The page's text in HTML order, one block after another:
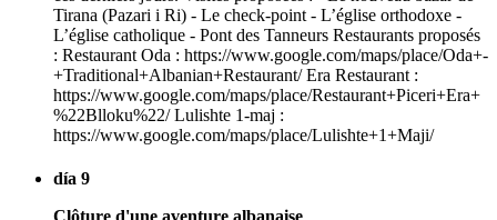
Tirana (Pazari i Ri) - Le check-point - L’église orthodoxe -
L’église catholique - Pont des Tanneurs Restaurants proposés
: Restaurant Oda : https://www.google.com/maps/place/Oda+-
+Traditional+Albanian+Restaurant/ Era Restaurant :
https://www.google.com/maps/place/Restaurant+Piceri+Era+
%22Blloku%22/ Lulishte 1-maj :
https://www.google.com/maps/place/Lulishte+1+Maji/
día 9
Clôture d'une aventure albanaise